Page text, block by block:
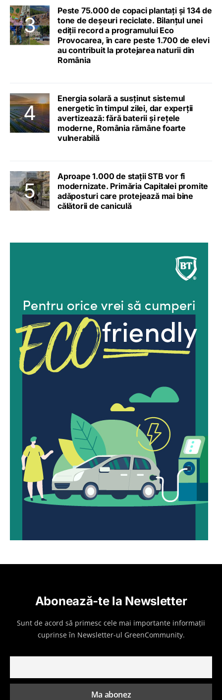
Peste 75.000 de copaci plantați și 134 de
tone de deșeuri reciclate. Bilanțul unei
ediții record a programului Eco
Provocarea, în care peste 1.700 de elevi
au contribuit la protejarea naturii din
România
Energia solară a susținut sistemul
energetic în timpul zilei, dar experții
avertizează: fără baterii și rețele
moderne, România rămâne foarte
vulnerabilă
Aproape 1.000 de stații STB vor fi
modernizate. Primăria Capitalei promite
adăposturi care protejează mai bine
călătorii de caniculă
Abonează-te la Newsletter
Sunt de acord să primesc cele mai importante informații
cuprinse în Newsletter-ul GreenCommunity.